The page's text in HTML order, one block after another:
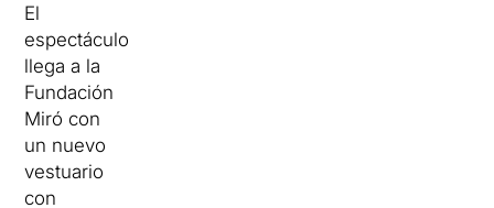
El
espectáculo
llega a la
Fundación
Miró con
un nuevo
vestuario
con